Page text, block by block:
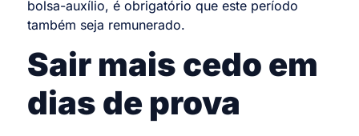
bolsa-auxílio, é obrigatório que este período
também seja remunerado.
Sair mais cedo em
dias de prova